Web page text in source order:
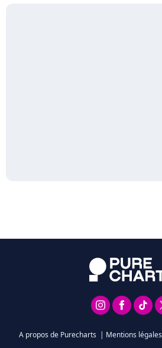
A propos de Purecharts | Mentions légales